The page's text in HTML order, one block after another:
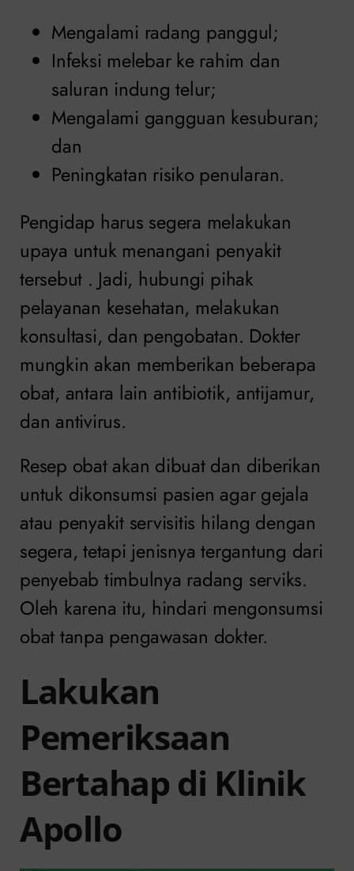
Mengalami radang panggul;
Infeksi melebar ke rahim dan
saluran indung telur;
Mengalami gangguan kesuburan;
dan
Peningkatan risiko penularan.
Pengidap harus segera melakukan
upaya untuk menangani penyakit
tersebut . Jadi, hubungi pihak
pelayanan kesehatan, melakukan
konsultasi, dan pengobatan. Dokter
mungkin akan memberikan beberapa
obat, antara lain antibiotik, antijamur,
dan antivirus.
Resep obat akan dibuat dan diberikan
untuk dikonsumsi pasien agar gejala
atau penyakit servisitis hilang dengan
segera, tetapi jenisnya tergantung dari
penyebab timbulnya radang serviks.
Oleh karena itu, hindari mengonsumsi
obat tanpa pengawasan dokter.
Lakukan
Pemeriksaan
Bertahap di Klinik
Apollo